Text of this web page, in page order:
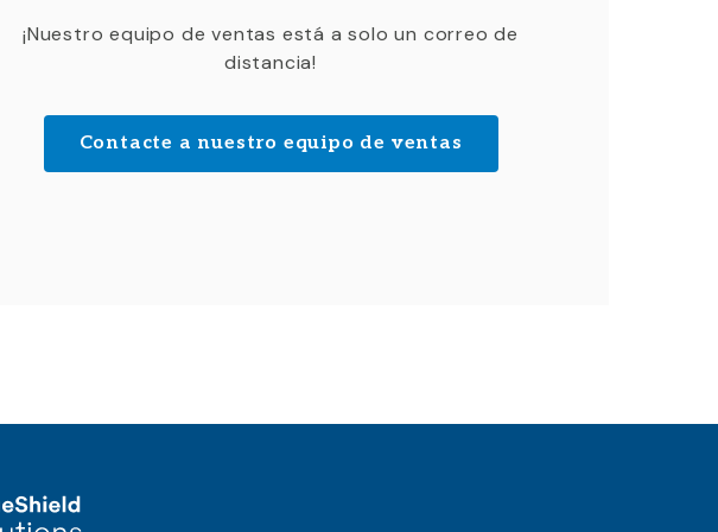
¡Nuestro equipo de ventas está a solo un correo de
distancia!
Contacte a nuestro equipo de ventas